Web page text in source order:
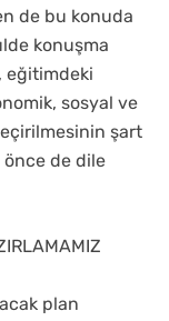
de bu konuda
konuşma
eğitimdeki
sosyal ve
şart
de dile
plan